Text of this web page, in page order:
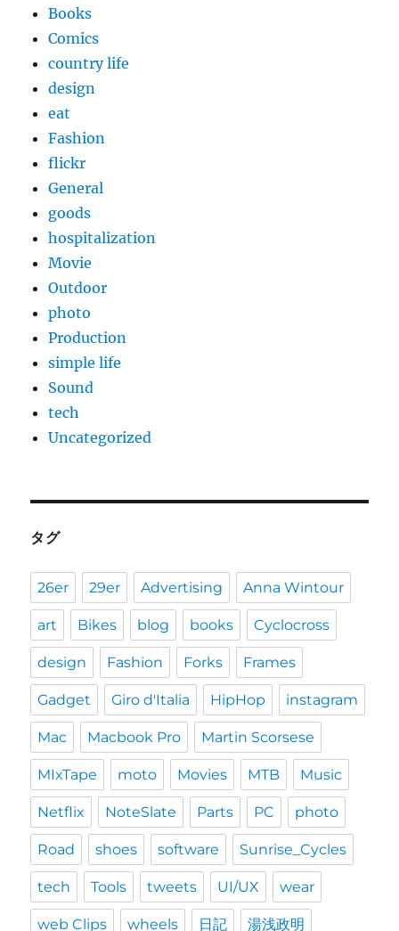
Books
Comics
country life
design
eat
Fashion
flickr
General
goods
hospitalization
Movie
Outdoor
photo
Production
simple life
Sound
tech
Uncategorized
タグ
26er 29er Advertising Anna Wintour
art Bikes blog books Cyclocross
design Fashion Forks Frames
Gadget Giro d'Italia HipHop instagram
Mac Macbook Pro Martin Scorsese
MIxTape moto Movies MTB Music
Netflix NoteSlate Parts PC photo
Road shoes software Sunrise_Cycles
tech Tools tweets UI/UX wear
web Clips wheels 日記 湯浅政明